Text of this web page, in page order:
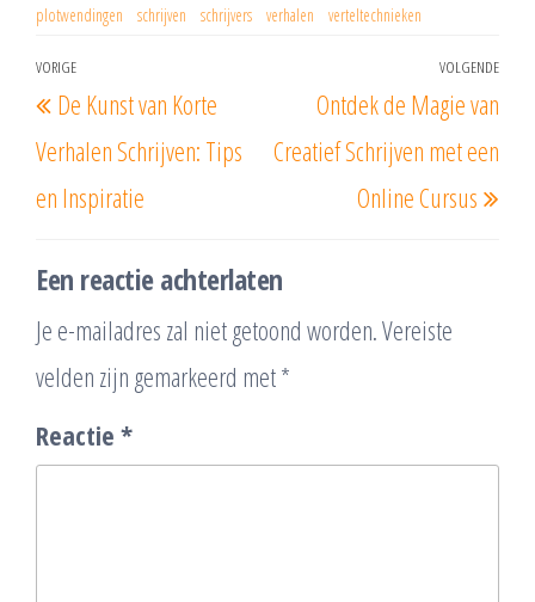
plotwendingen schrijven schrijvers verhalen verteltechnieken
Berichtnavigatie
Vorig
bericht
VORIGE
De Kunst van Korte
Verhalen Schrijven: Tips
en Inspiratie
VOLGENDE
Ontdek de Magie van
Creatief Schrijven met een
Online Cursus
Een reactie achterlaten
Je e-mailadres zal niet getoond worden.Vereiste
velden zijn gemarkeerd met*
Reactie *